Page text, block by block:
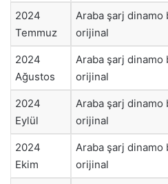
2024
Temmuz
Araba şarj dinamo
orijinal
2024
Ağustos
Araba şarj dinamo
orijinal
2024
Eylül
Araba şarj dinamo
orijinal
2024
Ekim
Araba şarj dinamo
orijinal